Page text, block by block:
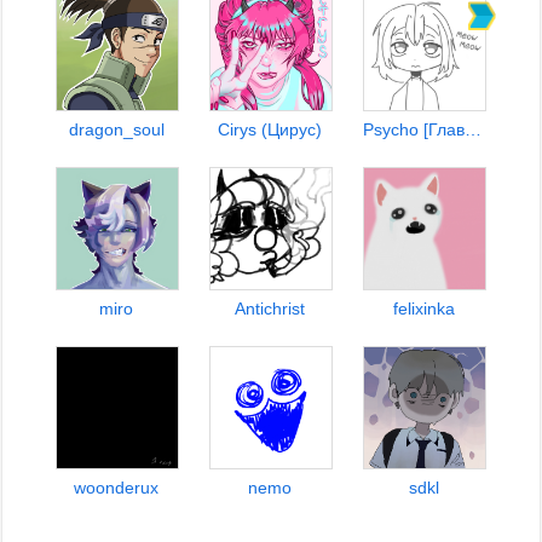
dragon_soul Cirys (Цирус)
miro Antichrist felixinka
woonderux nemo sdkl